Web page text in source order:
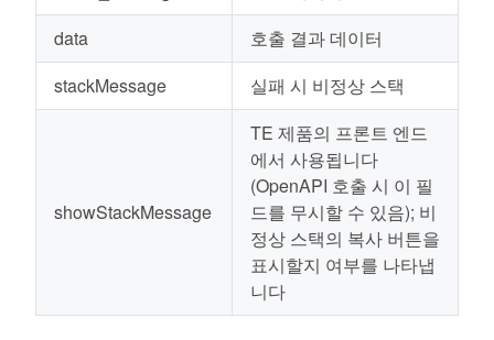
data
호출 결과 데이터
stackMessage
실패 시 비정상 스택
showStackMessage
TE 제품의 프론트 엔드
에서 사용됩니다
(OpenAPI 호출 시 이 필
드를 무시할 수 있음); 비
정상 스택의 복사 버튼을
표시할지 여부를 나타냅
니다